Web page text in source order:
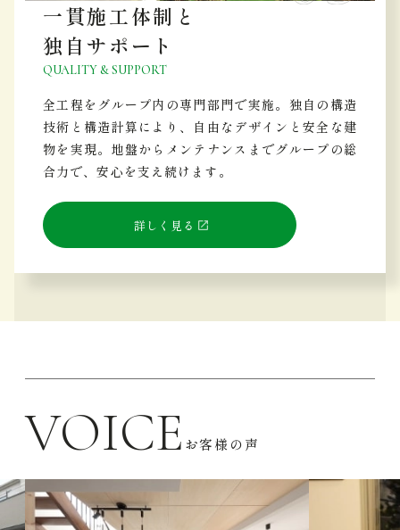
一貫施工体制と
独自サポート
QUALITY & SUPPORT
全工程をグループ内の専門部門で実施。独自の構造
技術と構造計算により、自由なデザインと安全な建
物を実現。地盤からメンテナンスまでグループの総
合力で、安心を支え続けます。
詳しく見る
VOICE お客様の声